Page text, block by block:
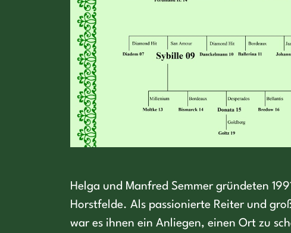
Helga und Manfred Semmer gründeten
Horstfelde. Als passionierte Reiter und
war es ihnen ein Anliegen, einen Ort zu